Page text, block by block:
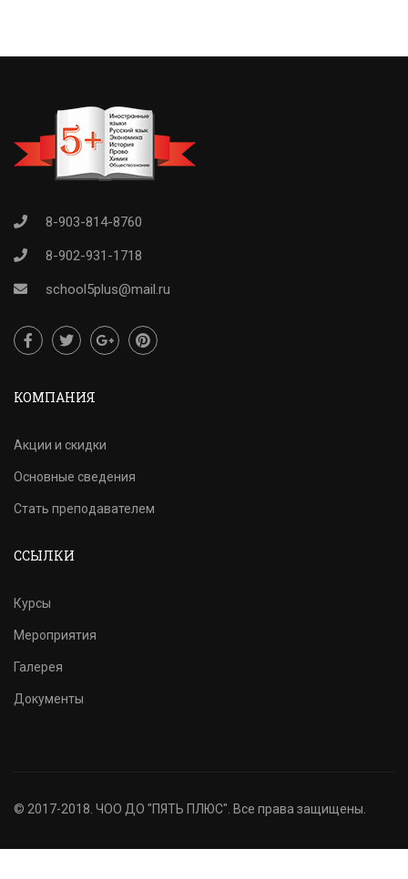
8-903-814-8760
8-902-931-1718
school5plus@mail.ru
КОМПАНИЯ
Акции и скидки
Основные сведения
Стать преподавателем
ССЫЛКИ
Курсы
Мероприятия
Галерея
Документы
© 2017-2018. ЧОО ДО "ПЯТЬ ПЛЮС". Все права защищены.